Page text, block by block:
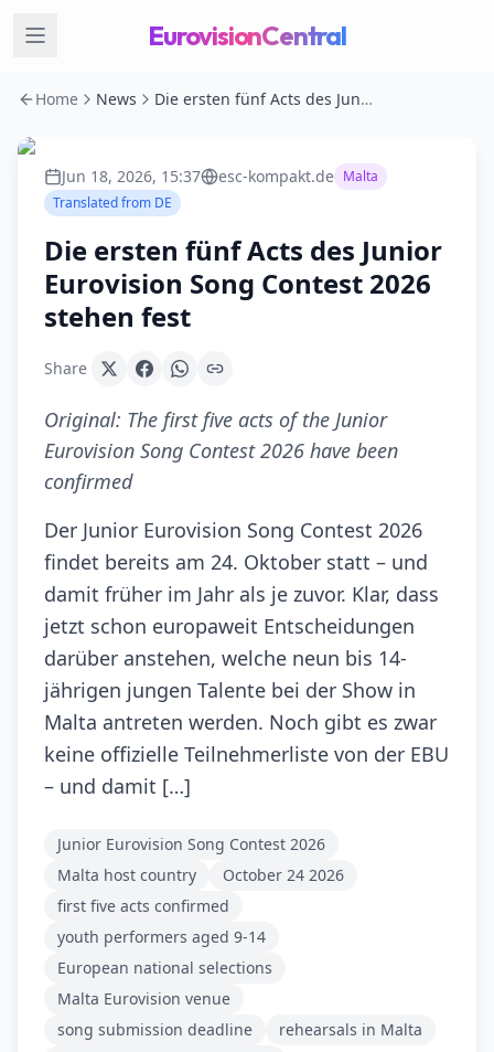
EurovisionCentral
Home News Die ersten fünf Acts des Junior Eurovision Song Contest 2026 stehen fest
Jun 18, 2026, 15:37 esc-kompakt.de Malta
Translated from DE
Die ersten fünf Acts des Junior
Eurovision Song Contest 2026
stehen fest
Share
Original: The first five acts of the Junior
Eurovision Song Contest 2026 have been
confirmed
Der Junior Eurovision Song Contest 2026
findet bereits am 24. Oktober statt – und
damit früher im Jahr als je zuvor. Klar, dass
jetzt schon europaweit Entscheidungen
darüber anstehen, welche neun bis 14-
jährigen jungen Talente bei der Show in
Malta antreten werden. Noch gibt es zwar
keine offizielle Teilnehmerliste von der EBU
– und damit […]
Junior Eurovision Song Contest 2026
Malta host country
October 24 2026
first five acts confirmed
youth performers aged 9-14
European national selections
Malta Eurovision venue
song submission deadline
rehearsals in Malta